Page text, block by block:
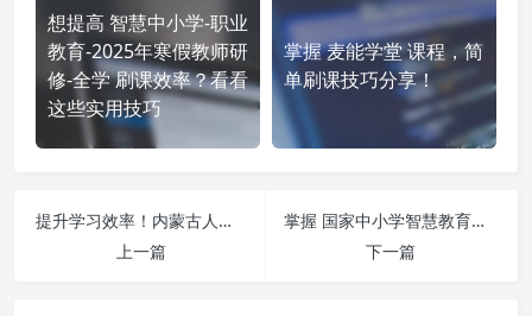
想提高 智慧中小学-职业
教育-2025年寒假教师研
修-全学 刷课效率？看看
这些实用技巧
掌握 麦能学堂 课程，简
单刷课技巧分享！
提升学习效率！内蒙古人才培训网-巴彦淖尔分站-https://bynr.nmgrcpx.com 刷课方法全揭秘
上一篇
掌握 国家中小学智慧教育平台-教师培训-https://basic.smartedu.cn/ 课程，简单刷课技巧分享！
下一篇